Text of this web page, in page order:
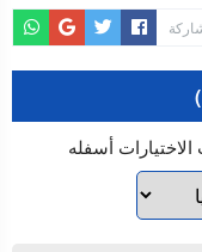
أسفله